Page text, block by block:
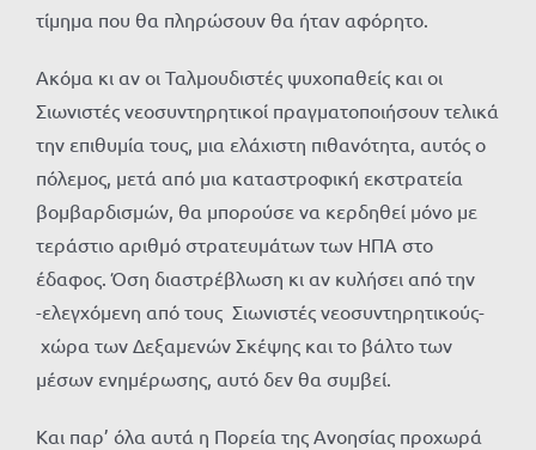
τίμημα που θα πληρώσουν θα ήταν αφόρητο.
Ακόμα κι αν οι Ταλμουδιστές ψυχοπαθείς και οι
Σιωνιστές νεοσυντηρητικοί πραγματοποιήσουν τελικά
την επιθυμία τους, μια ελάχιστη πιθανότητα, αυτός ο
πόλεμος, μετά από μια καταστροφική εκστρατεία
βομβαρδισμών, θα μπορούσε να κερδηθεί μόνο με
τεράστιο αριθμό στρατευμάτων των ΗΠΑ στο
έδαφος. Όση διαστρέβλωση κι αν κυλήσει από την
-ελεγχόμενη από τους Σιωνιστές νεοσυντηρητικούς-
χώρα των Δεξαμενών Σκέψης και το βάλτο των
μέσων ενημέρωσης, αυτό δεν θα συμβεί.
Και παρ’ όλα αυτά η Πορεία της Ανοησίας προχωρά